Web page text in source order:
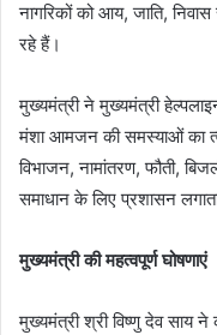
नागरिकों को आय, जाति,
रहे हैं।
मुख्यमंत्री ने मुख्यमंत्री
मंशा आमजन की समस्याओं का
विभाजन, नामांतरण, फौती,
समाधान के लिए प्रशासन
मुख्यमंत्री की महत्वपूर्ण घोषणाएं
मुख्यमंत्री श्री विष्णु देव साय